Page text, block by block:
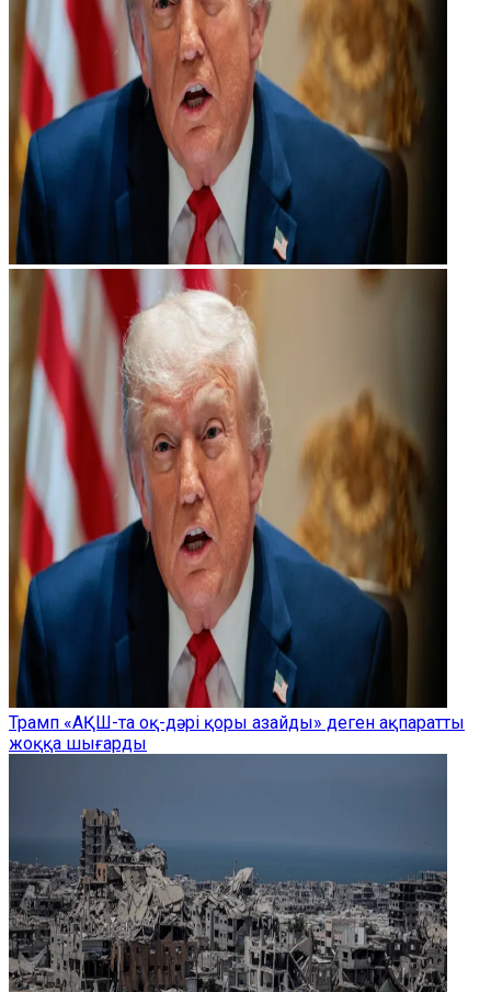
Трамп «АҚШ-та оқ-дәрі қоры азайды» деген ақпаратты
жоққа шығарды